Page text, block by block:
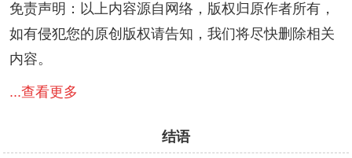
免责声明：以上内容源自网络，版权归原作者所有，
如有侵犯您的原创版权请告知，我们将尽快删除相关
内容。
...查看更多
结语